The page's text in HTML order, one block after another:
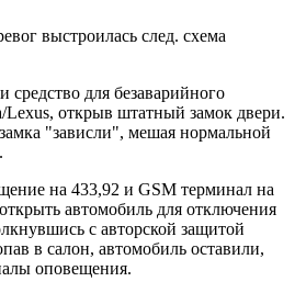
выстроилась след. схема
для безаварийного
Lexus, открыв штатный замок двери.
"зависли", мешая нормальной
на 433,92 и GSM терминал на
автомобиль для отключения
с авторской защитой
в салон, автомобиль оставили,
оповещения.